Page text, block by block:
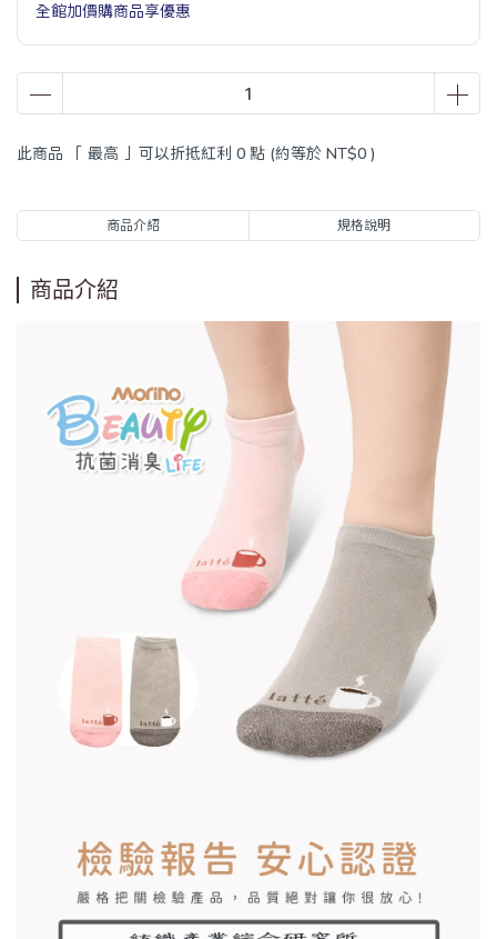
全館加價購商品享優惠
此商品 「 最高 」可以折抵紅利 0 點 (約等於 NT$0 )
商品介紹 規格說明
商品介紹